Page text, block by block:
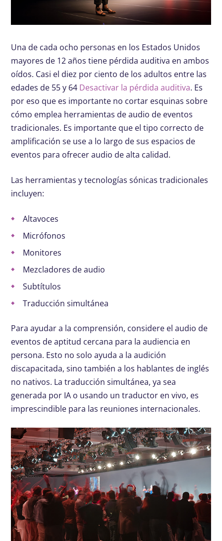
Una de cada ocho personas en los Estados Unidos
mayores de 12 años tiene pérdida auditiva en ambos
oídos. Casi el diez por ciento de los adultos entre las
edades de 55 y 64 Desactivar la pérdida auditiva. Es
por eso que es importante no cortar esquinas sobre
cómo emplea herramientas de audio de eventos
tradicionales. Es importante que el tipo correcto de
amplificación se use a lo largo de sus espacios de
eventos para ofrecer audio de alta calidad.
Las herramientas y tecnologías sónicas tradicionales
incluyen:
Altavoces
Micrófonos
Monitores
Mezcladores de audio
Subtítulos
Traducción simultánea
Para ayudar a la comprensión, considere el audio de
eventos de aptitud cercana para la audiencia en
persona. Esto no solo ayuda a la audición
discapacitada, sino también a los hablantes de inglés
no nativos. La traducción simultánea, ya sea
generada por IA o usando un traductor en vivo, es
imprescindible para las reuniones internacionales.